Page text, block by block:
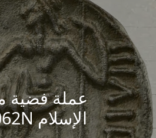
عملة فضية
الإسلام SAA062N